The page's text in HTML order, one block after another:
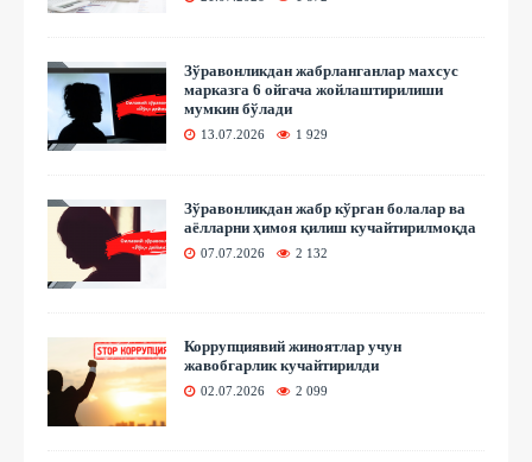
Зўравонликдан жабрланганлар махсус
марказга 6 ойгача жойлаштирилиши
мумкин бўлади
13.07.2026 1 929
Зўравонликдан жабр кўрган болалар ва
аёлларни ҳимоя қилиш кучайтирилмоқда
07.07.2026 2 132
Коррупциявий жиноятлар учун
жавобгарлик кучайтирилди
02.07.2026 2 099